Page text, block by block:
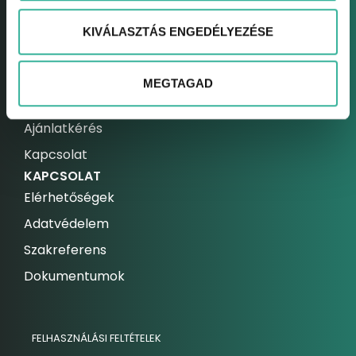
KIVÁLASZTÁS ENGEDÉLYEZÉSE
MEGTAGAD
Szerviz bejelentkezés
FLOTTA
Gablini Rent
Ajánlatkérés
Kapcsolat
KAPCSOLAT
Elérhetőségek
Adatvédelem
Szakreferens
Dokumentumok
FELHASZNÁLÁSI FELTÉTELEK